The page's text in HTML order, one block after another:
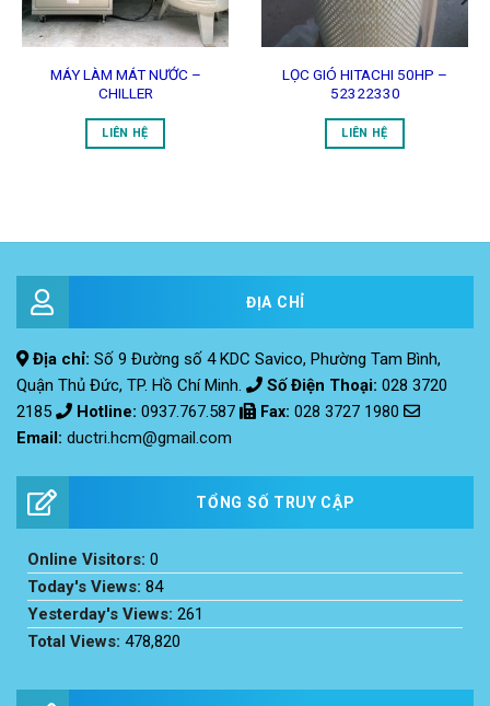
MÁY LÀM MÁT NƯỚC –
CHILLER
LIÊN HỆ
LỌC GIÓ HITACHI 50HP –
52322330
LIÊN HỆ
ĐỊA CHỈ
Địa chỉ: Số 9 Đường số 4 KDC Savico, Phường Tam Bình,
Quận Thủ Đức, TP. Hồ Chí Minh.
Số Điện Thoại: 028 3720
2185
Hotline: 0937.767.587 Fax: 028 3727 1980
Email: ductri.hcm@gmail.com
TỔNG SỐ TRUY CẬP
Online Visitors: 0
Today's Views: 84
Yesterday's Views: 261
Total Views: 478,820